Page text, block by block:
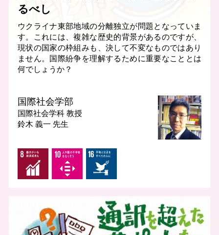
るべし
ウクライナ東部地域の分離独立が問題となっていま
す。これには、複雑な歴史的背景があるのですが、
現状の国家の枠組みも、決して不変なものではあり
ません。国際紛争を理解するために重要なこととは
何でしょうか？
国際社会学部
国際社会学科 教授
鈴木 義一 先生